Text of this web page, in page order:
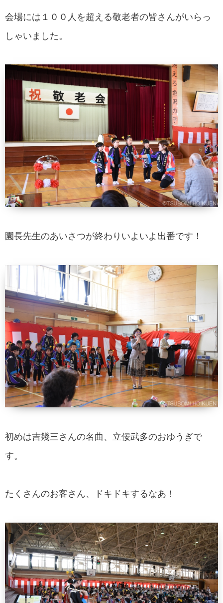
会場には１００人を超える敬老者の皆さんがいらっ
しゃいました。
園長先生のあいさつが終わりいよいよ出番です！
初めは吉幾三さんの名曲、立佞武多のおゆうぎで
す。
たくさんのお客さん、ドキドキするなあ！